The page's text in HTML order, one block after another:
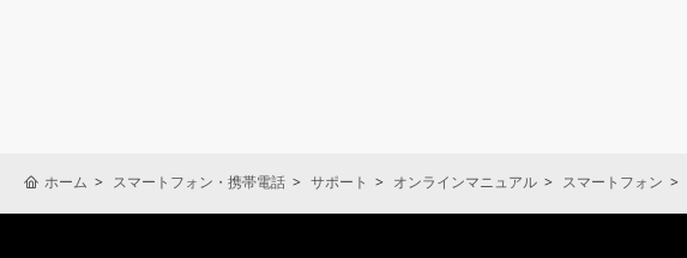
ホーム スマートフォン・携帯電話 サポート オンラインマニュアル スマートフォン